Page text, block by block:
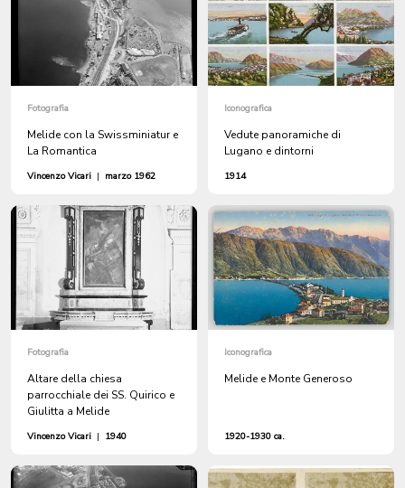
Fotografia
Melide con la Swissminiatur e
La Romantica
Vincenzo Vicari | marzo 1962
Iconografica
Vedute panoramiche di
Lugano e dintorni
1914
Fotografia
Altare della chiesa
parrocchiale dei SS. Quirico e
Giulitta a Melide
Vincenzo Vicari | 1940
Iconografica
Melide e Monte Generoso
1920-1930 ca.